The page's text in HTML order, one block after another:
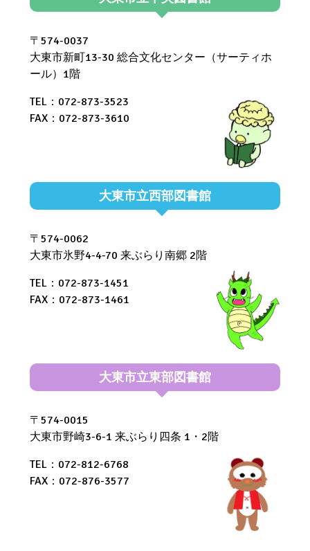
〒574-0037
大東市新町13-30 総合文化センター（サーティホ
ール）1階
TEL：072-873-3523
FAX：072-873-3610
大東市立西部図書館
〒574-0062
大東市氷野4-4-70 来ぶらり南郷 2階
TEL：072-873-1451
FAX：072-873-1461
大東市立東部図書館
〒574-0015
大東市野崎3-6-1 来ぶらり四条 1・2階
TEL：072-812-6768
FAX：072-876-3577